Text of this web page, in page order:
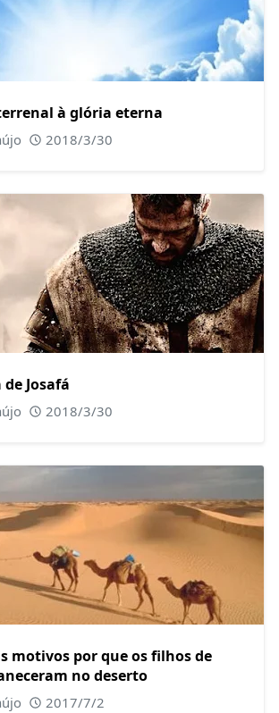
à glória eterna
2018/3/30
Josafá
2018/3/30
motivos por que os filhos de
no deserto
2017/7/2